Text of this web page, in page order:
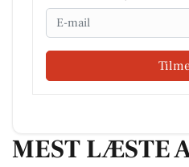
Email
MEST LÆSTE